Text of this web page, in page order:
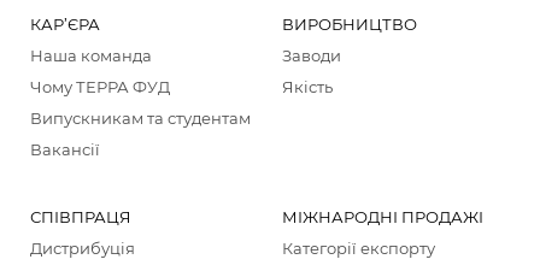
КАР’ЄРА
Наша команда
Чому ТЕРРА ФУД
Випускникам та студентам
Вакансії
ВИРОБНИЦТВО
Заводи
Якість
СПІВПРАЦЯ
Дистрибуція
МІЖНАРОДНІ ПРОДАЖІ
Категорії екcпорту